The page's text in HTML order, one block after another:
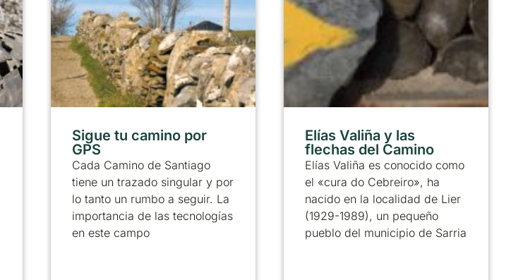
Sigue tu camino por
GPS
Cada Camino de Santiago
tiene un trazado singular y por
lo tanto un rumbo a seguir. La
importancia de las tecnologías
en este campo
Elías Valiña y las
flechas del Camino
Elías Valiña es conocido como
el «cura do Cebreiro», ha
nacido en la localidad de Lier
(1929-1989), un pequeño
pueblo del municipio de Sarria